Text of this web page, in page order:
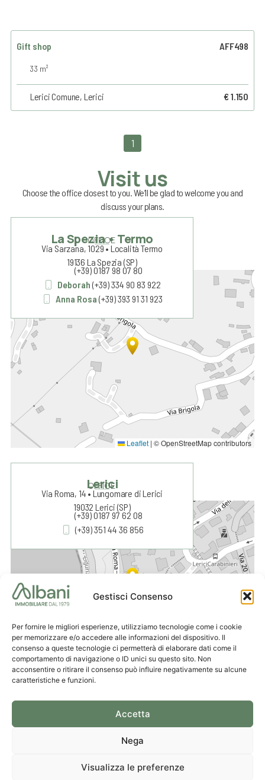
Gestisci Consenso
Per fornire le migliori esperienze, utilizziamo tecnologie come i cookie
per memorizzare e/o accedere alle informazioni del dispositivo. Il
consenso a queste tecnologie ci permetterà di elaborare dati come il
comportamento di navigazione o ID unici su questo sito. Non
acconsentire o ritirare il consenso può influire negativamente su alcune
caratteristiche e funzioni.
Accetta
Nega
Visualizza le preferenze
Gift shop AFF498
33 m²
Lerici Comune, Lerici € 1.150
1
Visit us
Choose the office closest to you. We’ll be glad to welcome you and
discuss your plans.
OFFICE
La Spezia • Termo
Via Sarzana, 1029 • Località Termo
19136 La Spezia (SP)
(+39) 0187 98 07 80
Deborah(+39) 334 90 83 922
Anna Rosa(+39) 393 91 31 923
Leaflet | © OpenStreetMap contributors
OFFICE
Lerici
Via Roma, 14 • Lungomare di Lerici
19032 Lerici (SP)
(+39) 0187 97 62 08
(+39) 351 44 36 856
Leaflet|© OpenStreetMap contributors